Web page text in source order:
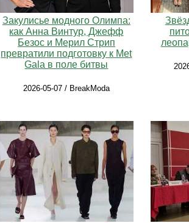
Закулисье модного Олимпа:
как Анна Винтур, Джефф
Безос и Мерил Стрип
превратили подготовку к Met
Gala в поле битвы
2026-05-07 / BreakModa